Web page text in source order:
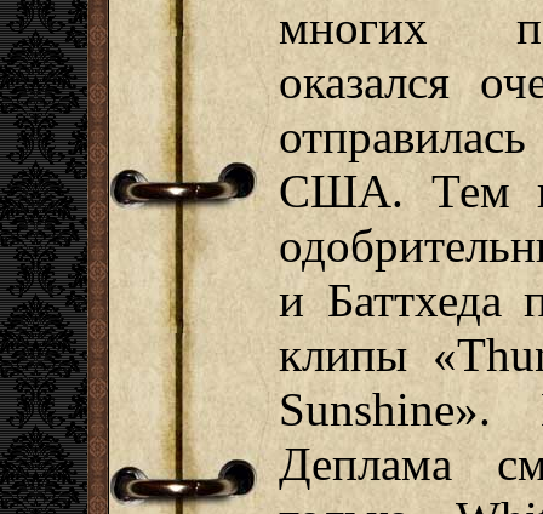
многих
оказался
США. Тем
и Баттхеда
клипы
Деплама